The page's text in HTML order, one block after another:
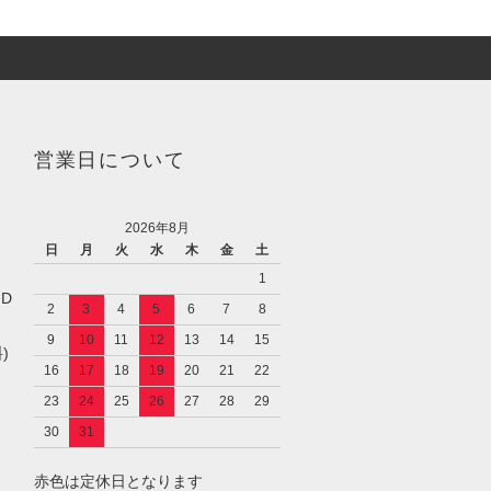
)
営業日について
2026年8月
日
月 火 水 木 金
土
1
2
3 4 5 6 7
8
9
10 11 12 13 14
15
16
17 18 19 20 21
22
23
24 25 26 27 28
29
30
31
赤色は定休日となります